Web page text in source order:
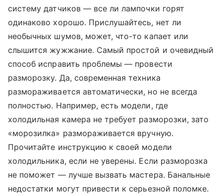
систему датчиков — все ли лампочки горят
одинаково хорошо. Прислушайтесь, нет ли
необычных шумов, может, что-то капает или
слышится жужжание. Самый простой и очевидный
способ исправить проблемы — провести
разморозку. Да, современная техника
размораживается автоматически, но не всегда
полностью. Например, есть модели, где
холодильная камера не требует разморозки, зато
«морозилка» размораживается вручную.
Прочитайте инструкцию к своей модели
холодильника, если не уверены. Если разморозка
не поможет — лучше вызвать мастера. Банальные
недостатки могут привести к серьезной поломке.